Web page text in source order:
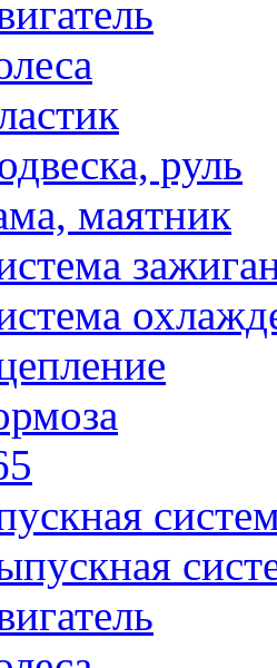
руль
маятник